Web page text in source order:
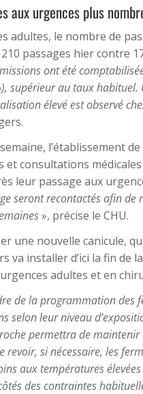
aux urgences plus
adultes, le nombre de
passages hier contre
ont été
supérieur au taux
élevé est observé
l’établissement
et consultations
leur passage aux
seront recontactés afin
», précise le CHU.
une nouvelle canicule,
va installer d’ici la fin
adultes et en
de la programmation des
selon leur niveau
permettra de
revoir, si nécessaire, les
aux températures
des contraintes